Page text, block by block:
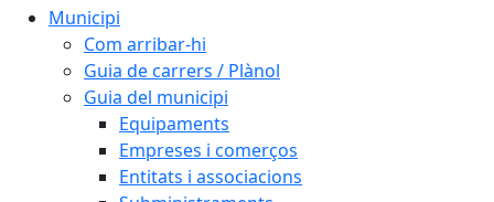
Municipi
Com arribar-hi
Guia de carrers / Plànol
Guia del municipi
Equipaments
Empreses i comerços
Entitats i associacions